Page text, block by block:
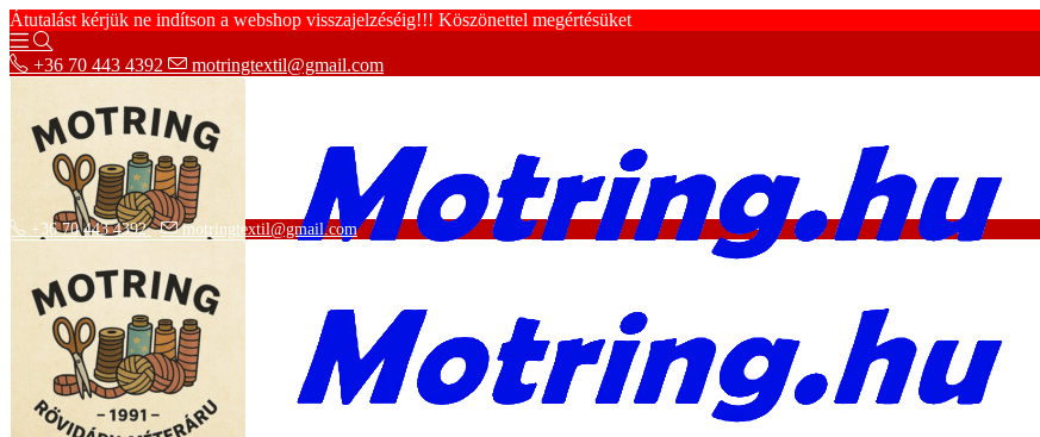
Átutalást kérjük ne indítson a webshop visszajelzéséig!!! Köszönettel megértésüket
+36 70 443 4392 motringtextil@gmail.com
Adatvédelmi tájékoztató
ÁSZF
Szállítási információk
+36 70 443 4392 motringtextil@gmail.com